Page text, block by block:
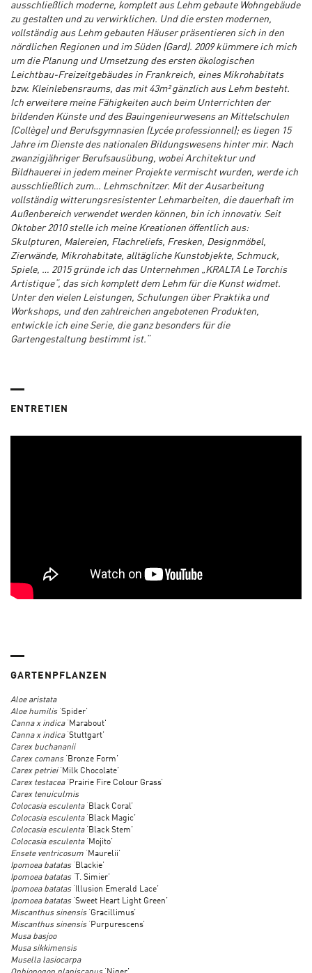
ausschließlich moderne, komplett aus Lehm gebaute Wohngebäude
zu gestalten und zu verwirklichen. Und die ersten modernen,
vollständig aus Lehm gebauten Häuser präsentieren sich in den
nördlichen Regionen und im Süden (Gard). 2009 kümmere ich mich
um die Planung und Umsetzung des ersten ökologischen
Leichtbau-Freizeitgebäudes in Frankreich, eines Mikrohabitats
bzw. Kleinlebensraums, das mit 43m² gänzlich aus Lehm besteht.
Ich erweitere meine Fähigkeiten auch beim Unterrichten der
bildenden Künste und des Bauingenieurwesens an Mittelschulen
(Collège) und Berufsgymnasien (Lycée professionnel); es liegen 15
Jahre im Dienste des nationalen Bildungswesens hinter mir. Nach
zwanzigjähriger Berufsausübung, wobei Architektur und
Bildhauerei in jedem meiner Projekte vermischt wurden, werde ich
ausschließlich zum… Lehmschnitzer. Mit der Ausarbeitung
vollständig witterungsresistenter Lehmarbeiten, die dauerhaft im
Außenbereich verwendet werden können, bin ich innovativ. Seit
Oktober 2010 stelle ich meine Kreationen öffentlich aus:
Skulpturen, Malereien, Flachreliefs, Fresken, Designmöbel,
Zierwände, Mikrohabitate, alltägliche Kunstobjekte, Schmuck,
Spiele, … 2015 gründe ich das Unternehmen „KRALTA Le Torchis
Artistique“, das sich komplett dem Lehm für die Kunst widmet.
Unter den vielen Leistungen, Schulungen über Praktika und
Workshops, und den zahlreichen angebotenen Produkten,
entwickle ich eine Serie, die ganz besonders für die
Gartengestaltung bestimmt ist.“
ENTRETIEN
GARTENPFLANZEN
Aloe aristata
Aloe humilis‘Spider’
Canna x indica ‘Marabout'
Canna x indica‘Stuttgart’
Carex buchananii
Carex comans‘Bronze Form’
Carex petriei‘Milk Chocolate’
Carex testacea‘Prairie Fire Colour Grass’
Carex tenuiculmis
Colocasia esculenta‘Black Coral’
Colocasia esculenta‘Black Magic’
Colocasia esculenta ‘Black Stem’
Colocasia esculenta‘Mojito’
Ensete ventricosum ‘Maurelii’
Ipomoea batatas‘Blackie’
Ipomoea batatas‘T. Simier’
Ipomoea batatas‘Illusion Emerald Lace’
Ipomoea batatas‘Sweet Heart Light Green’
Miscanthus sinensis‘Gracillimus’
Miscanthus sinensis‘Purpurescens’
Musa basjoo
Musa sikkimensis
Musella lasiocarpa